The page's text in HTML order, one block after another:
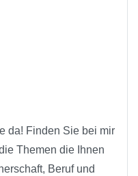
da! Finden Sie bei mir
Themen die Ihnen
Beruf und